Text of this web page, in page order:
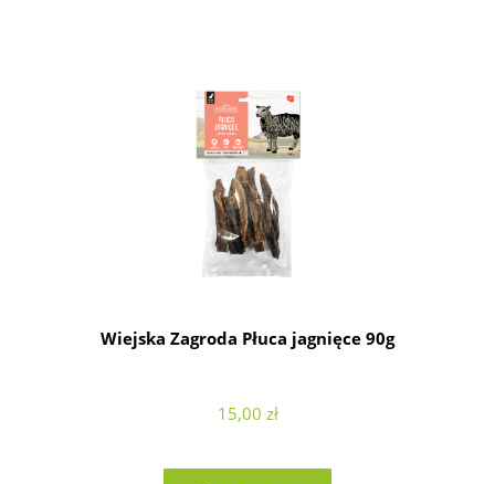
Wiejska Zagroda Płuca jagnięce 90g
15,00 zł